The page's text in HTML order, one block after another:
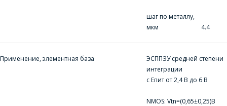
шаг по металлу,
мкм 4.4
Применение, элементная база
ЭСППЗУ средней степени
интеграции
с Епит от 2,4 В до 6 В
NMOS: Vtn=(0,65±0,25)В